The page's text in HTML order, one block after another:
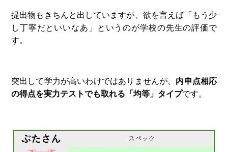
提出物もきちんと出していますが、欲を言えば「もう少
し丁寧だといいなあ」というのが学校の先生の評価で
す。
突出して学力が高いわけではありませんが、 内申点相応
の得点を実力テストでも取れる「均等」タイプです。